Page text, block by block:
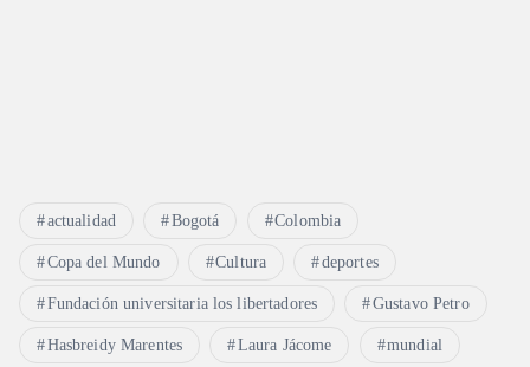
actualidad Bogotá Colombia
Copa del Mundo Cultura deportes
Fundación universitaria los libertadores Gustavo Petro
Hasbreidy Marentes Laura Jácome mundial